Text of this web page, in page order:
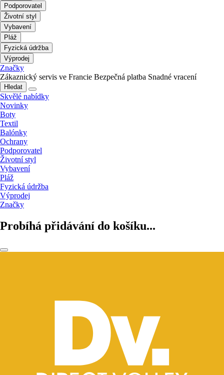
Podporovatel
Životní styl
Vybavení
Pláž
Fyzická údržba
Výprodej
Značky
Zákaznický servis ve Francie Bezpečná platba Snadné vracení
Hledat
Skvělé nabídky
Novinky
Boty
Textil
Balónky
Ochrany
Podporovatel
Životní styl
Vybavení
Pláž
Fyzická údržba
Výprodej
Značky
Probíhá přidávání do košíku...